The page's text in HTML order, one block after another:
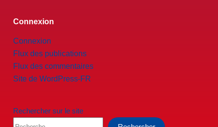
Connexion
Connexion
Flux des publications
Flux des commentaires
Site de WordPress-FR
Rechercher sur le site